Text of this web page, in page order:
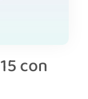
con